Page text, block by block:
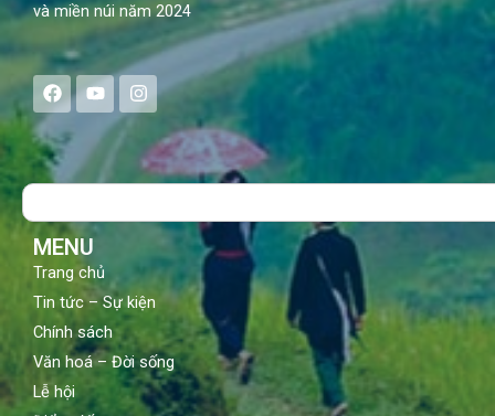
và miền núi năm 2024
F
a
c
e
b
o
Y
o
u
t
u
b
I
n
s
a
g
Search
MENU
Trang chủ
Tin tức – Sự kiện
Chính sách
Văn hoá – Đời sống
Lễ hội